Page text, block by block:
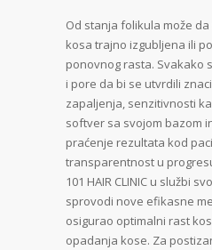
Od stanja folikula može
kosa trajno izgubljena ili
ponovnog rasta. Svakako
i pore da bi se utvrdili
zapaljenja, senzitivnosti
softver sa svojom bazom
praćenje rezultata kod
transparentnost u
101 HAIR CLINIC u službi
sprovodi nove efikasne
osigurao optimalni rast
opadanja kose. Za